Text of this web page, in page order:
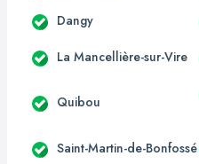
Dangy
La Mancellière-sur-Vire
Quibou
Saint-Martin-de-Bonfossé